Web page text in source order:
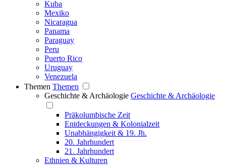
Kuba
Mexiko
Nicaragua
Panama
Paraguay
Peru
Puerto Rico
Uruguay
Venezuela
Themen Themen
Geschichte & Archäologie Geschichte & Archäologie
Präkolumbische Zeit
Entdeckungen & Kolonialzeit
Unabhängigkeit & 19. Jh.
20. Jahrhundert
21. Jahrhundert
Ethnien & Kulturen